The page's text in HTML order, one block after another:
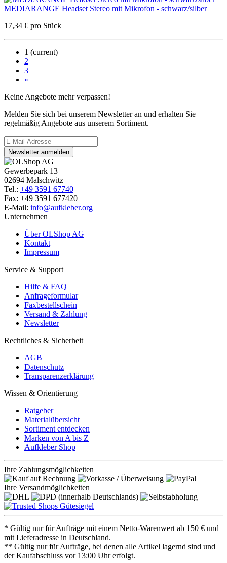
MEDIARANGE Headset Stereo mit Mikrofon - schwarz/silber
17,34 € pro Stück
1 (current)
2
3
»
Keine Angebote mehr verpassen!
Melden Sie sich bei unserem Newsletter an und erhalten Sie
regelmäßig Angebote aus unserem Sortiment.
Newsletter anmelden
Gewerbepark 13
02694 Malschwitz
Tel.: +49 3591 67740
Fax: +49 3591 677420
E-Mail: info@aufkleber.org
Unternehmen
Über OLShop AG
Kontakt
Impressum
Service & Support
Hilfe & FAQ
Anfrageformular
Faxbestellschein
Versand & Zahlung
Newsletter
Rechtliches & Sicherheit
AGB
Datenschutz
Transparenzerklärung
Wissen & Orientierung
Ratgeber
Materialübersicht
Sortiment entdecken
Marken von A bis Z
Aufkleber Shop
Ihre Zahlungsmöglichkeiten
Ihre Versandmöglichkeiten
* Gültig nur für Aufträge mit einem Netto-Warenwert ab 150 € und
mit Lieferadresse in Deutschland.
** Gültig nur für Aufträge, bei denen alle Artikel lagernd sind und
der Kaufabschluss vor 13:00 Uhr erfolgt.